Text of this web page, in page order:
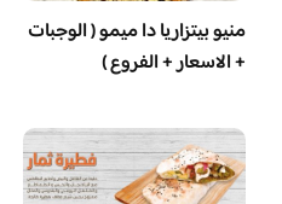
منيو بيتزاريا دا ميمو ( الوجبات
+ الاسعار + الفروع )